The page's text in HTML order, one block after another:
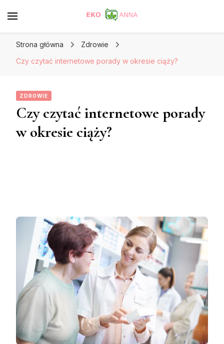
Strona główna
Zdrowie
Czy czytać internetowe porady w okresie ciąży?
ZDROWIE
Czy czytać internetowe porady
w okresie ciąży?